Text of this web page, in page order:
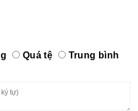
Quá tệ
Trung bình